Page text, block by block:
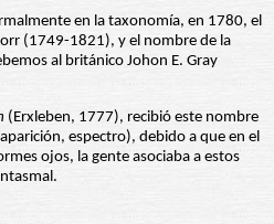
en la taxonomía, en 1780, el
(1749-1821), y el nombre de la
al británico Johon E. Gray
(Erxleben, 1777), recibió este nombre
espectro), debido a que en el
ojos, la gente asociaba a estos